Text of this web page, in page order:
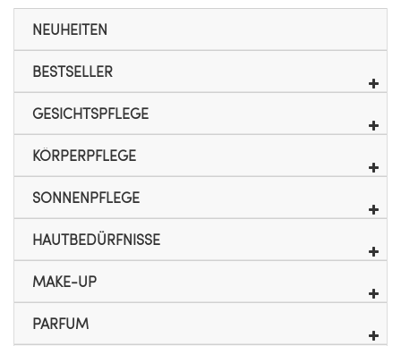
NEUHEITEN
BESTSELLER
GESICHTSPFLEGE
KÖRPERPFLEGE
SONNENPFLEGE
HAUTBEDÜRFNISSE
MAKE-UP
PARFUM